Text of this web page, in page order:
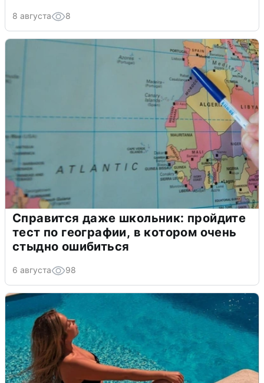
8 августа 8
Справится даже школьник: пройдите
тест по географии, в котором очень
стыдно ошибиться
6 августа 98